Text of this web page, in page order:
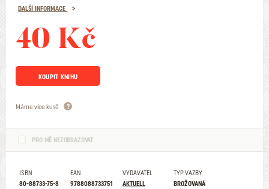
DALŠÍ INFORMACE
40 Kč
KOUPIT KNIHU
Máme více kusů
PRO MĚ NEZOBRAZOVAT
ISBN
80-88733-75-8
EAN
9788088733751
VYDAVATEL
AKTUELL
TYP VAZBY
BROŽOVANÁ